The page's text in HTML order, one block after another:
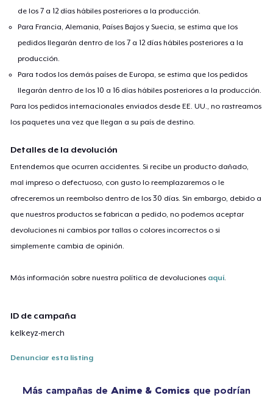
de los 7 a 12 días hábiles posteriores a la producción.
Para Francia, Alemania, Países Bajos y Suecia, se estima que los
pedidos llegarán dentro de los 7 a 12 días hábiles posteriores a la
producción.
Para todos los demás países de Europa, se estima que los pedidos
llegarán dentro de los 10 a 16 días hábiles posteriores a la producción.
Para los pedidos internacionales enviados desde EE. UU., no rastreamos
los paquetes una vez que llegan a su país de destino.
Detalles de la devolución
Entendemos que ocurren accidentes. Si recibe un producto dañado,
mal impreso o defectuoso, con gusto lo reemplazaremos o le
ofreceremos un reembolso dentro de los 30 días. Sin embargo, debido a
que nuestros productos se fabrican a pedido, no podemos aceptar
devoluciones ni cambios por tallas o colores incorrectos o si
simplemente cambia de opinión.
Más información sobre nuestra política de devoluciones aquí.
ID de campaña
kelkeyz-merch
Denunciar esta listing
Más campañas de Anime & Comics que podrían